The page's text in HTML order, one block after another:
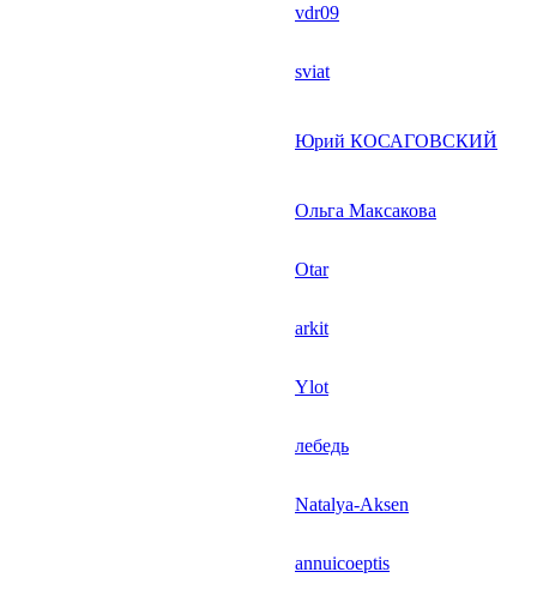
vdr09
sviat
Юрий КОСАГОВСКИЙ
Ольга Максакова
Otar
arkit
Ylot
лебедь
Natalya-Aksen
annuicoeptis